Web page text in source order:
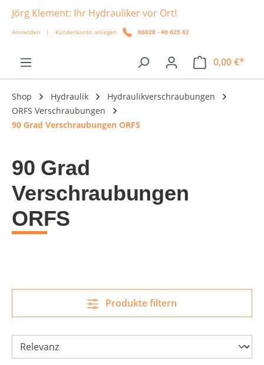
springen
Jörg Klement: Ihr Hydrauliker vor Ort!
Anmelden | Kundenkonto anlegen 06028 - 40 625 62
0,00 €*
Shop Hydraulik
Hydraulikverschraubungen
ORFS Verschraubungen
90 Grad Verschraubungen ORFS
90 Grad
Verschraubungen
ORFS
Produkte filtern